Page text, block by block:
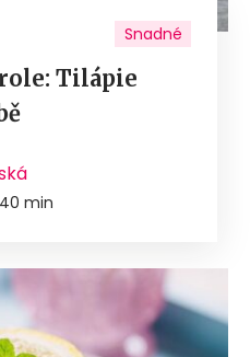
Snadné
Tilápie
min